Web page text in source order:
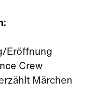
Eröffnung
Crew
Märchen